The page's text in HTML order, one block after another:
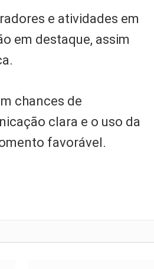
e atividades em
em destaque, assim
chances de
clara e o uso da
favorável.